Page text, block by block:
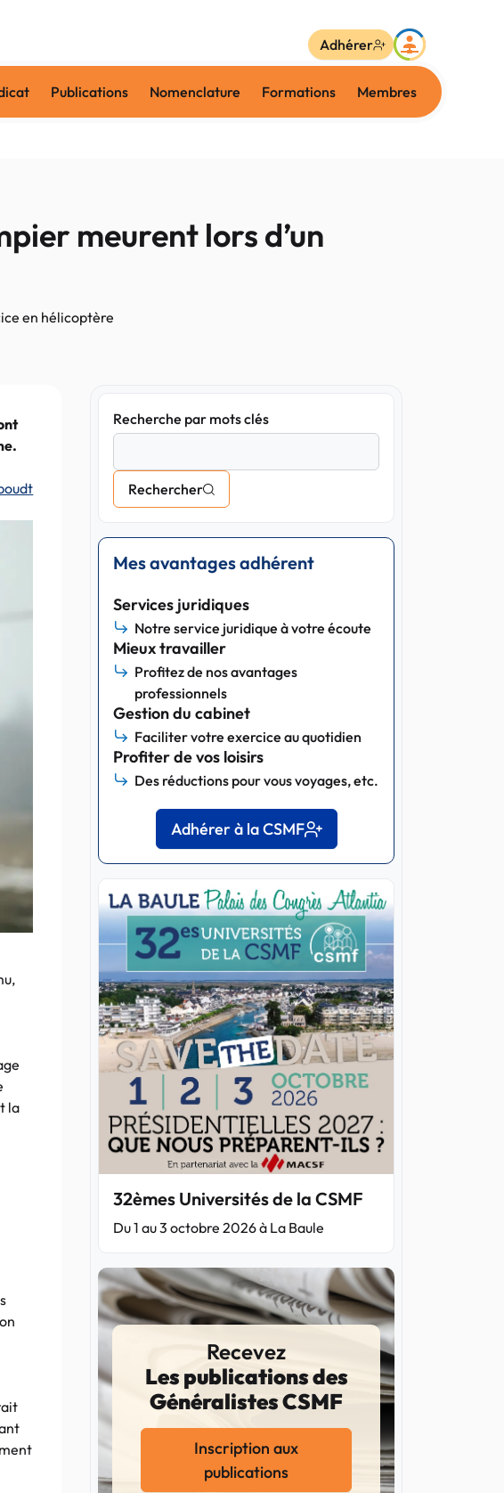
Publications Nomenclature Formations Membres
Adhérer
meurent lors d’un
en hélicoptère
la
Recherche par mots clés
Rechercher
Mes avantages adhérent
Services juridiques
Notre service juridique à votre écoute
Mieux travailler
Profitez de nos avantages
professionnels
Gestion du cabinet
Faciliter votre exercice au quotidien
Profiter de vos loisirs
Des réductions pour vous voyages, etc.
Adhérer à la CSMF
32èmes Universités de la CSMF
Du 1 au 3 octobre 2026 à La Baule
Recevez
Les publications des
Généralistes CSMF
Inscription aux
publications